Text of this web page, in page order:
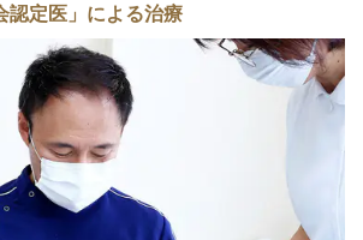
認定医」による治療